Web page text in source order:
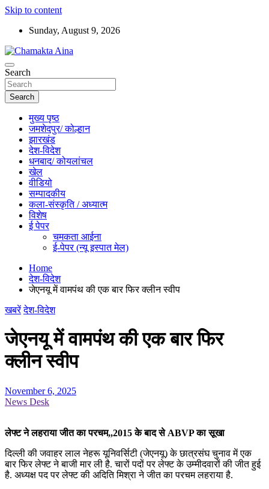
Skip to content
Sunday, August 9, 2026
Chamakta Aina
Hindi News Paper – Jharkhand
Search
Search
मुख्य पृष्ठ
जमशेदपुर/ कोल्हान
झारखंड
देश-विदेश
धनबाद/ कोयलांचल
खेल
वीडियो
सम्पादकीय
कला-संस्कृति / अध्यात्म
विशेष
ई पेपर
चमकता आईना
ई-पेपर (न्यू इस्पात मेल)
Home
देश-विदेश
जेएनयू में वामपंथ की एक बार फिर क्लीन स्वीप
खबरें देश-विदेश
जेएनयू में वामपंथ की एक बार फिर
क्लीन स्वीप
November 6, 2025
News Desk
लेफ्ट ने लहराया जीत का परचम,,2015 के बाद से ABVP का सूखा
दिल्ली की जवाहर लाल नेहरू यूनिवर्सिटी (जेएनयू) के छात्रसंघ चुनाव में एक
बार फिर लेफ्ट ने बाजी मार ली है. चारों पदों पर लेफ्ट के उम्मीदवारों की जीत हुई
है. अध्यक्ष पद पर लेफ्ट की अदिति मिश्रा ने जीत का परचम लहराया है.